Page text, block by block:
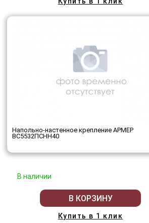
Напольно-настенное крепление АРМЕР
ВС5532ПСНН40
В наличии
В КОРЗИНУ
Купить в 1 клик